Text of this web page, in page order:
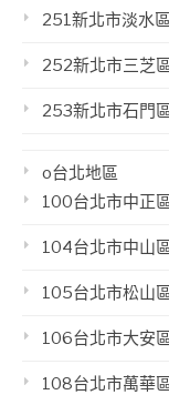
251新北市淡水區
252新北市三芝
253新北市石門
o台北地區
100台北市中正
104台北市中山
105台北市松山
106台北市大安
108台北市萬華